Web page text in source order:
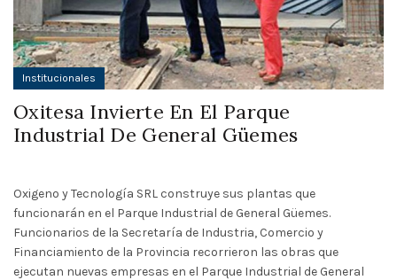
Institucionales
Oxitesa Invierte En El Parque
Industrial De General Güemes
Oxigeno y Tecnología SRL construye sus plantas que
funcionarán en el Parque Industrial de General Güemes.
Funcionarios de la Secretaría de Industria, Comercio y
Financiamiento de la Provincia recorrieron las obras que
ejecutan nuevas empresas en el Parque Industrial de General